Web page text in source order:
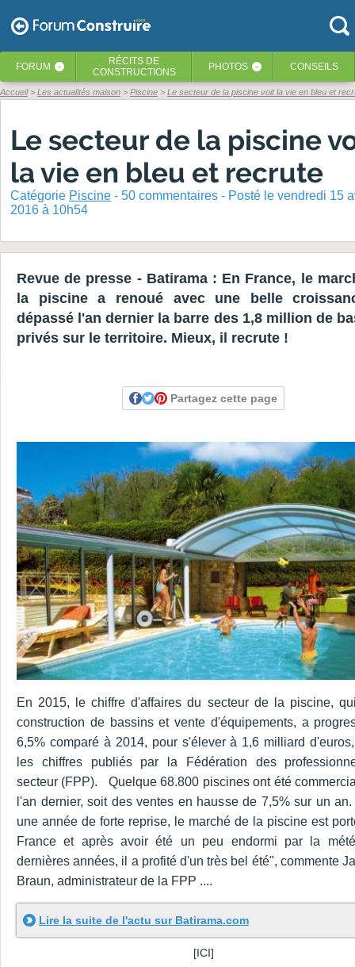
FORUM ‹ RÉCITS DE
CONSTRUCTIONS
PHOTOS ‹ CONSEILS
Accueil Les actualités maison Piscine Le secteur de la piscine voit la vie en bleu et
Le secteur de la piscine
la vie en bleu et recrute
Catégorie Piscine - 50 commentaires - Posté le vendredi 15
2016 à 10h54
Revue de presse - Batirama : En France, le
la piscine a renoué avec une belle
dépassé l'an dernier la barre des 1,8 million de
privés sur le territoire. Mieux, il recrute !
Partagez cette page
En 2015, le chiffre d'affaires du secteur de la piscine,
construction de bassins et vente d'équipements, a
6,5% comparé à 2014, pour s'élever à 1,6 milliard
les chiffres publiés par la Fédération des
secteur (FPP). Quelque 68.800 piscines ont été
l'an dernier, soit des ventes en hausse de 7,5% sur un
une année de forte reprise, le marché de la piscine est
France et après avoir été un peu endormi par la
dernières années, il a profité d'un très bel été", commente
Braun, administrateur de la FPP ....
Lire la suite de l'actu sur Batirama.com
[ICI]